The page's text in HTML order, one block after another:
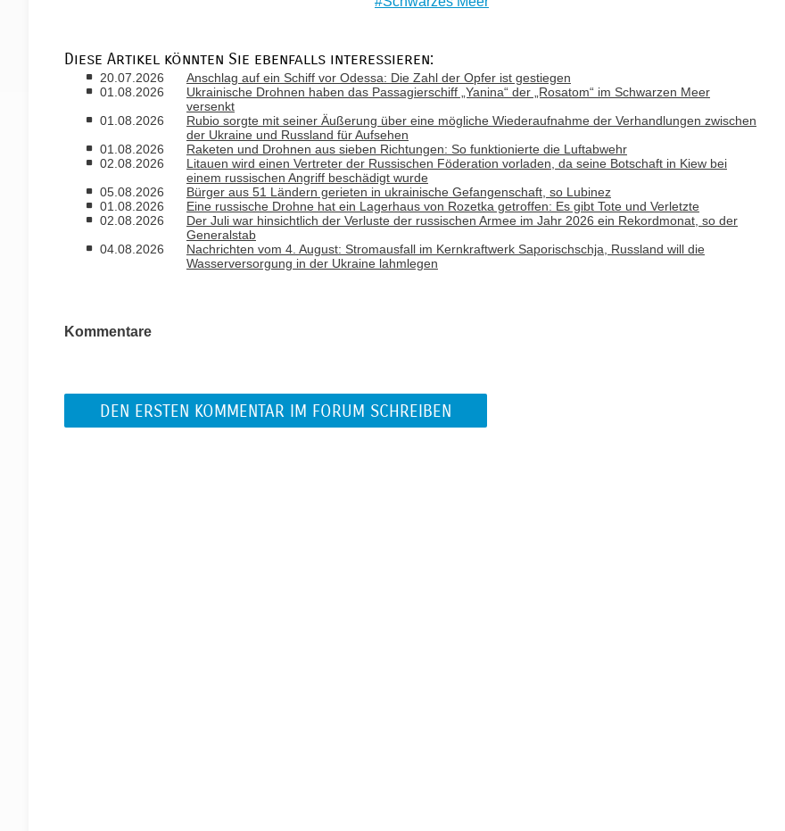
Diese Artikel könnten Sie ebenfalls interessieren:
20.07.2026
Anschlag auf ein Schiff vor Odessa: Die Zahl der Opfer ist gestiegen
01.08.2026
Ukrainische Drohnen haben das Passagierschiff „Yanina“ der „Rosatom“ im Schwarzen Meer
versenkt
01.08.2026
Rubio sorgte mit seiner Äußerung über eine mögliche Wiederaufnahme der Verhandlungen zwischen
der Ukraine und Russland für Aufsehen
01.08.2026
Raketen und Drohnen aus sieben Richtungen: So funktionierte die Luftabwehr
02.08.2026
Litauen wird einen Vertreter der Russischen Föderation vorladen, da seine Botschaft in Kiew bei
einem russischen Angriff beschädigt wurde
05.08.2026
Bürger aus 51 Ländern gerieten in ukrainische Gefangenschaft, so Lubinez
01.08.2026
Eine russische Drohne hat ein Lagerhaus von Rozetka getroffen: Es gibt Tote und Verletzte
02.08.2026
Der Juli war hinsichtlich der Verluste der russischen Armee im Jahr 2026 ein Rekordmonat, so der
Generalstab
04.08.2026
Nachrichten vom 4. August: Stromausfall im Kernkraftwerk Saporischschja, Russland will die
Wasserversorgung in der Ukraine lahmlegen
Kommentare
DEN ERSTEN KOMMENTAR IM FORUM SCHREIBEN